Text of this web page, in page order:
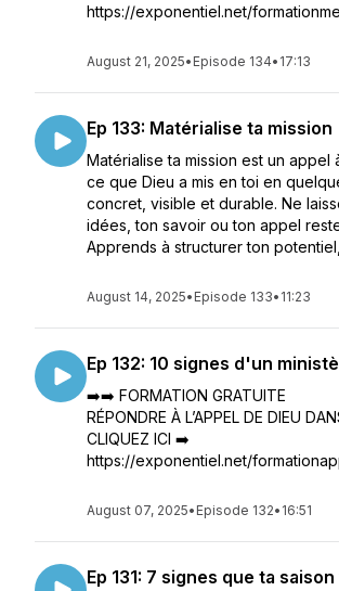
https://exponentiel.net/
August 21, 2025• Episode 134• 17:13
Ep 133: Matérialise ta mission
Matérialise ta mission est un appel
ce que Dieu a mis en toi en
concret, visible et durable. Ne
idées, ton savoir ou ton appel
Apprends à structurer ton
August 14, 2025• Episode 133• 11:23
Ep 132: 10 signes d'un
➡️➡️ FORMATION GRATUITE
RÉPONDRE À L’APPEL DE DIEU
CLIQUEZ ICI ➡️
https://exponentiel.net/
August 07, 2025• Episode 132• 16:51
Ep 131: 7 signes que ta